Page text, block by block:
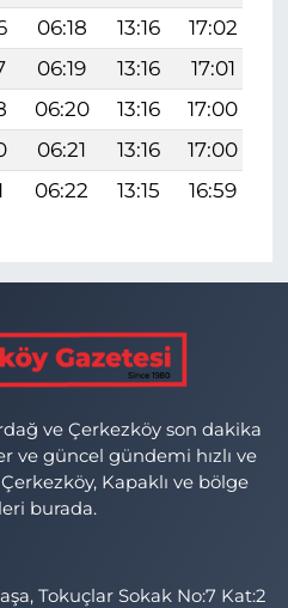
06:18 13:16 17:02
06:19 13:16 17:01
06:20 13:16 17:00
06:21 13:16 17:00
06:22 13:15 16:59
ve Çerkezköy son dakika
ve güncel gündemi hızlı ve
Kapaklı ve bölge
burada.
Tokuçlar Sokak No:7 Kat:2